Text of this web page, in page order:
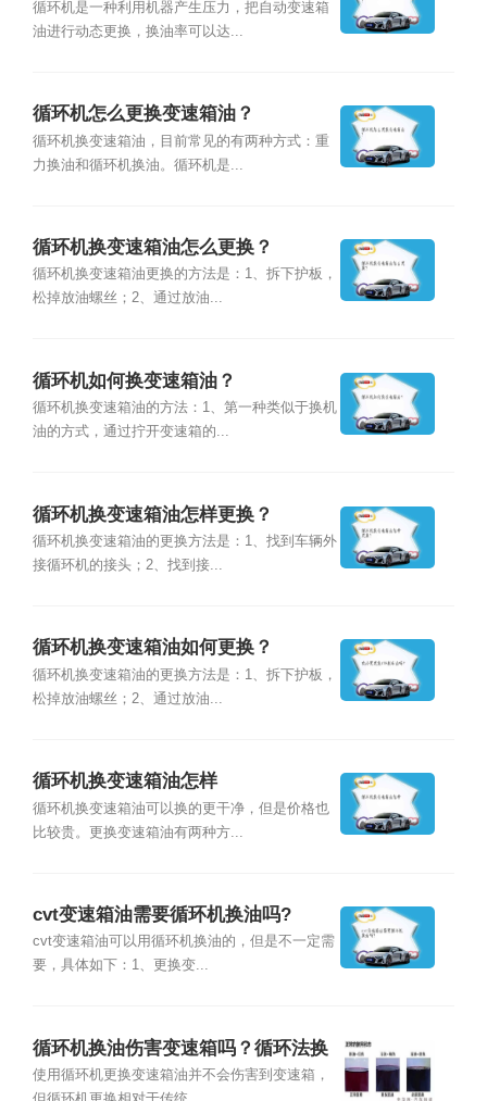
循环机是一种利用机器产生压力，把自动变速箱
油进行动态更换，换油率可以达...
循环机怎么更换变速箱油？
循环机换变速箱油，目前常见的有两种方式：重
力换油和循环机换油。循环机是...
循环机换变速箱油怎么更换？
循环机换变速箱油更换的方法是：1、拆下护板，
松掉放油螺丝；2、通过放油...
循环机如何换变速箱油？
循环机换变速箱油的方法：1、第一种类似于换机
油的方式，通过拧开变速箱的...
循环机换变速箱油怎样更换？
循环机换变速箱油的更换方法是：1、找到车辆外
接循环机的接头；2、找到接...
循环机换变速箱油如何更换？
循环机换变速箱油的更换方法是：1、拆下护板，
松掉放油螺丝；2、通过放油...
循环机换变速箱油怎样
循环机换变速箱油可以换的更干净，但是价格也
比较贵。更换变速箱油有两种方...
cvt变速箱油需要循环机换油吗?
cvt变速箱油可以用循环机换油的，但是不一定需
要，具体如下：1、更换变...
循环机换油伤害变速箱吗？循环法换
变速箱油缺点
使用循环机更换变速箱油并不会伤害到变速箱，